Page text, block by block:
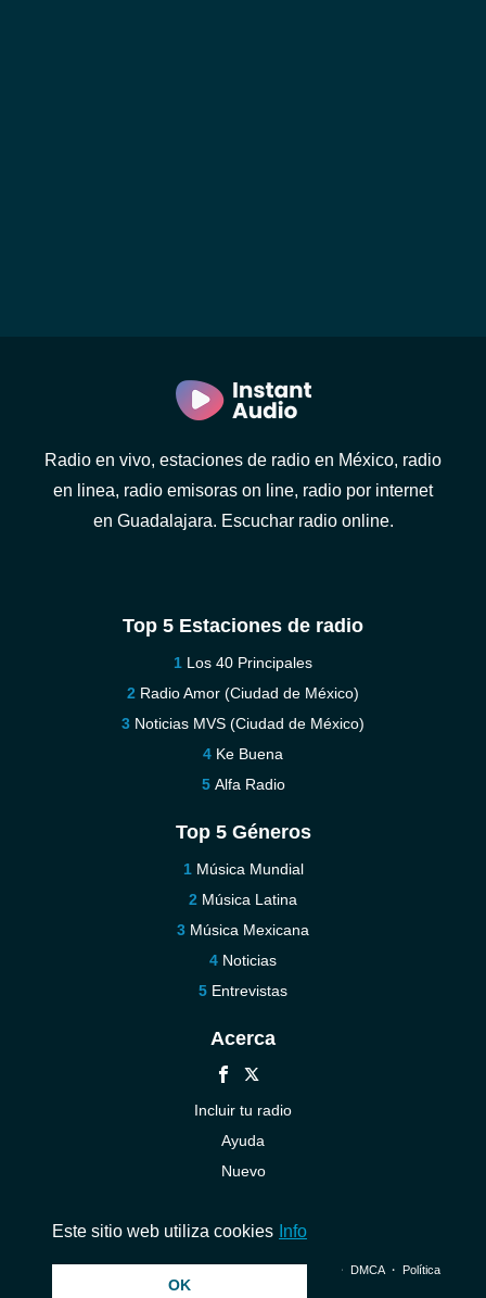
Radio en vivo, estaciones de radio en México, radio
en linea, radio emisoras on line, radio por internet
en Guadalajara. Escuchar radio online.
Top 5 Estaciones de radio
Los 40 Principales
Radio Amor (Ciudad de México)
Noticias MVS (Ciudad de México)
Ke Buena
Alfa Radio
Top 5 Géneros
Música Mundial
Música Latina
Música Mexicana
Noticias
Entrevistas
Acerca
Incluir tu radio
Ayuda
Nuevo
© 2026 InstantAudio. Reservados todos los derechos. ・ DMCA・ Política
Este sitio web utiliza cookies Info
OK